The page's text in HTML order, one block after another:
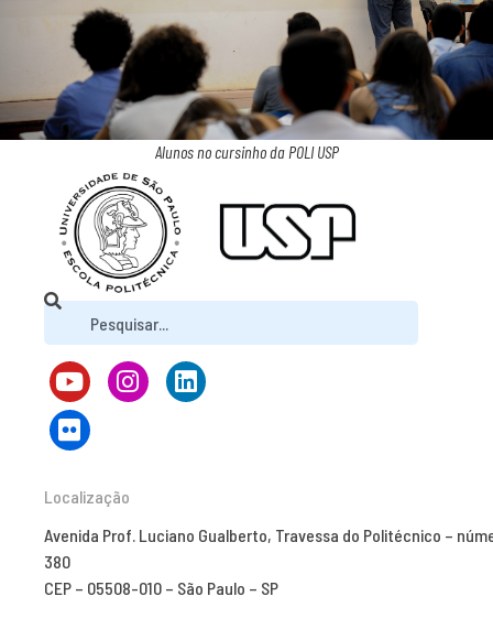
Alunos no cursinho da POLI USP
Localização
Avenida Prof. Luciano Gualberto, Travessa do Politécnico –
380
CEP – 05508-010 – São Paulo – SP